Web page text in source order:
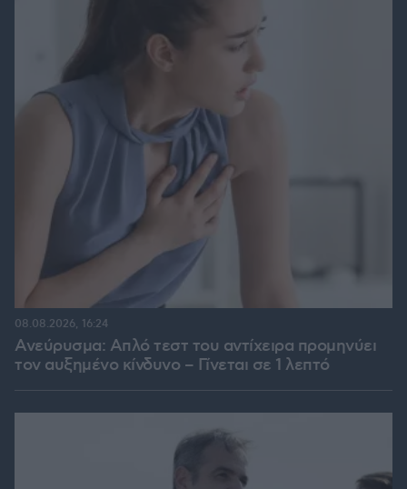
Ανεύρυσμα: Απλό τεστ του αντίχειρα προμηνύει
τον αυξημένο κίνδυνο – Γίνεται σε 1 λεπτό
08.08.2026, 16:24